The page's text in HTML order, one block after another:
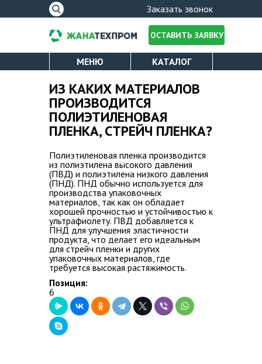
Форма
поиска
Заказать звонок
О КОМПАНИИ
ЛИЦЕНЗИИ
КАТАЛОГ
УСЛУГИ
НОВОСТИ
ПРОИЗВОДСТВО
КОНТАКТЫ
ОСТАВИТЬ ЗАЯВКУ
МЕНЮ КАТАЛОГ
ПОЛИЭТИЛЕНОВАЯ ПЛЕНКА
СТРЕЙЧ ПЛЕНКА
УПАКОВОЧНЫЙ СКОТЧ
ИЗ КАКИХ МАТЕРИАЛОВ
ПРОИЗВОДИТСЯ
ПОЛИЭТИЛЕНОВАЯ
ПЛЕНКА, СТРЕЙЧ ПЛЕНКА?
Полиэтиленовая пленка производится
из полиэтилена высокого давления
(ПВД) и полиэтилена низкого давления
(ПНД). ПНД обычно используется для
производства упаковочных
материалов, так как он обладает
хорошей прочностью и устойчивостью к
ультрафиолету. ПВД добавляется к
ПНД для улучшения эластичности
продукта, что делает его идеальным
для стрейч пленки и других
упаковочных материалов, где
требуется высокая растяжимость.
Позиция:
6